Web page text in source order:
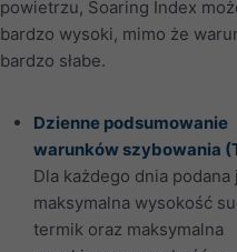
powietrzu, Soaring Index
bardzo wysoki, mimo że
bardzo słabe.
Dzienne podsumowanie
warunków szybowania
Dla każdego dnia podana
maksymalna wysokość
termik oraz maksymalna